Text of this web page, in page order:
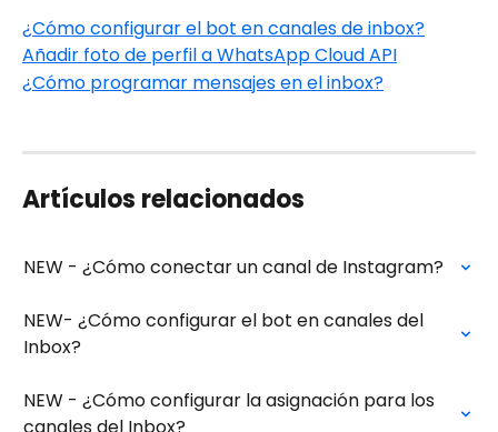
¿Cómo configurar el bot en canales de inbox?
Añadir foto de perfil a WhatsApp Cloud API
¿Cómo programar mensajes en el inbox?
Artículos relacionados
NEW - ¿Cómo conectar un canal de Instagram?
NEW- ¿Cómo configurar el bot en canales del
Inbox?
NEW - ¿Cómo configurar la asignación para los
canales del Inbox?